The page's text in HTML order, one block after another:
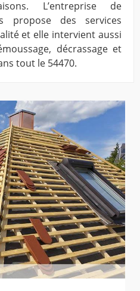
L’entreprise de
propose des services
et elle intervient aussi
décrassage et
tout le 54470.